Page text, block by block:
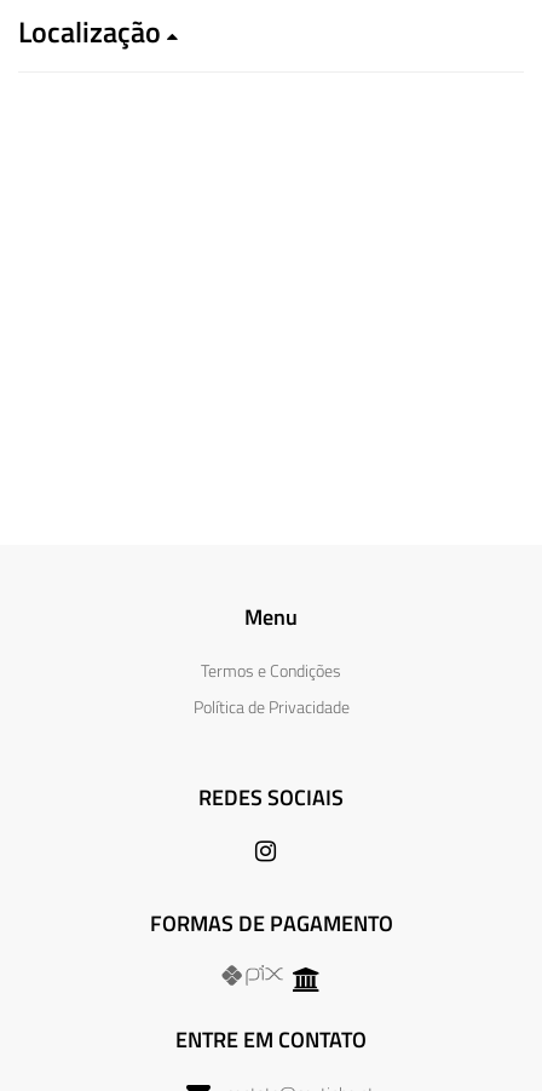
Localização
Menu
Termos e Condições
Política de Privacidade
REDES SOCIAIS
FORMAS DE PAGAMENTO
ENTRE EM CONTATO